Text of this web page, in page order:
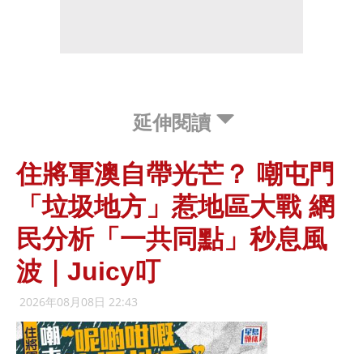
延伸閱讀
住將軍澳自帶光芒？ 嘲屯門
「垃圾地方」惹地區大戰 網
民分析「一共同點」秒息風
波｜Juicy叮
2026年08月08日 22:43